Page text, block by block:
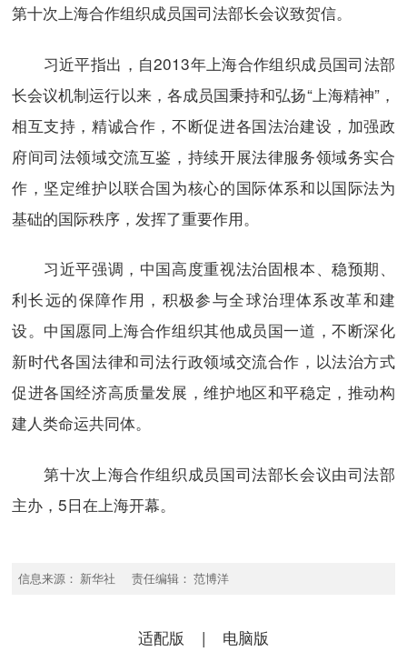
第十次上海合作组织成员国司法部长会议致贺信。
习近平指出，自2013年上海合作组织成员国司法部
长会议机制运行以来，各成员国秉持和弘扬“上海精神”，
相互支持，精诚合作，不断促进各国法治建设，加强政
府间司法领域交流互鉴，持续开展法律服务领域务实合
作，坚定维护以联合国为核心的国际体系和以国际法为
基础的国际秩序，发挥了重要作用。
习近平强调，中国高度重视法治固根本、稳预期、
利长远的保障作用，积极参与全球治理体系改革和建
设。中国愿同上海合作组织其他成员国一道，不断深化
新时代各国法律和司法行政领域交流合作，以法治方式
促进各国经济高质量发展，维护地区和平稳定，推动构
建人类命运共同体。
第十次上海合作组织成员国司法部长会议由司法部
主办，5日在上海开幕。
信息来源： 新华社 责任编辑： 范博洋
适配版 | 电脑版